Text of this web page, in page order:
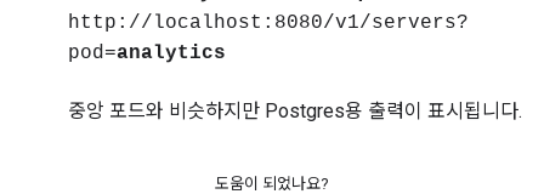
http://localhost:8080/v1/servers?
pod=analytics
중앙 포드와 비슷하지만 Postgres용 출력이 표시됩니다.
도움이 되었나요?